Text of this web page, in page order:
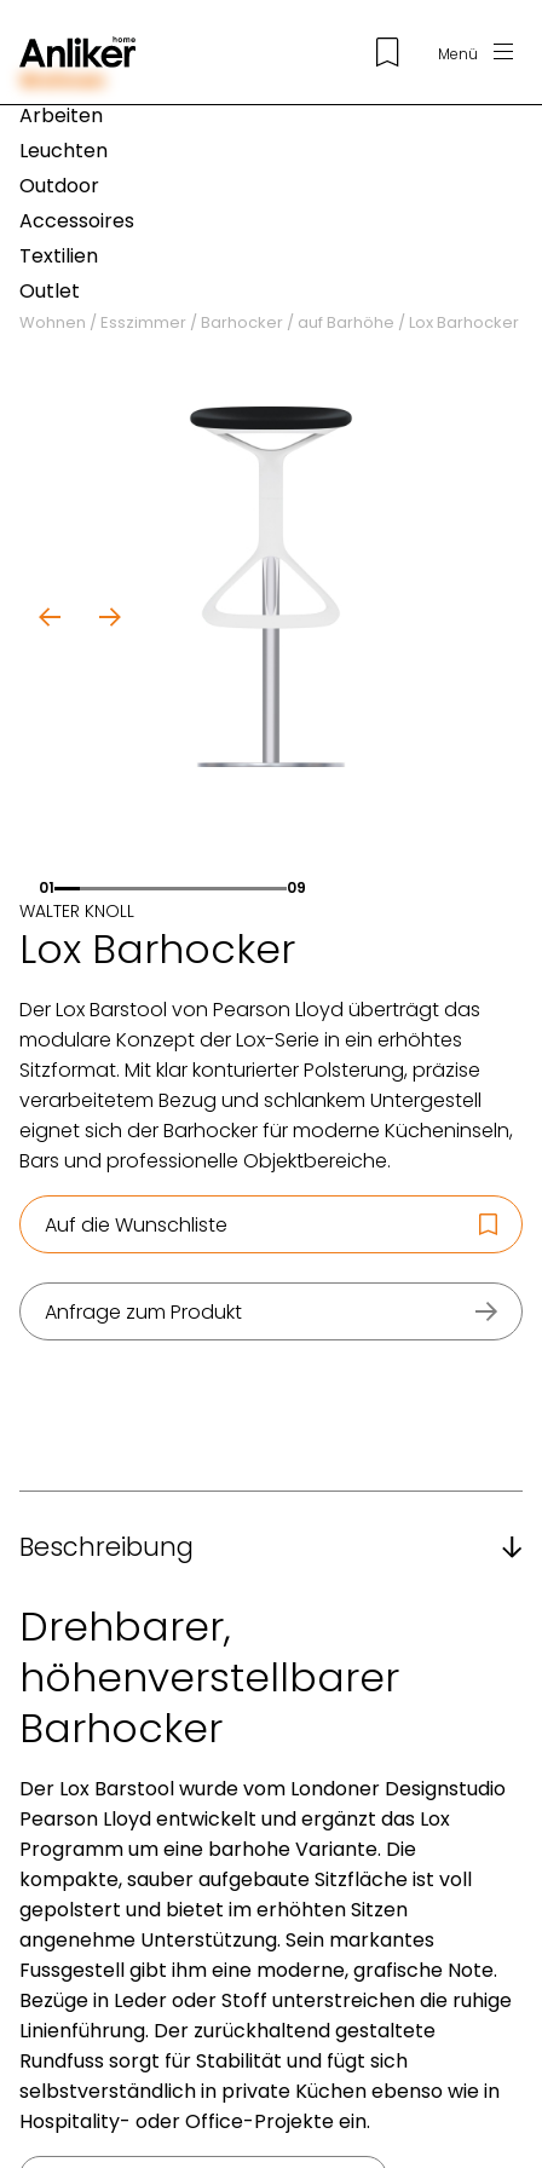
Menü
Wohnen
Arbeiten
Leuchten
Outdoor
Accessoires
Textilien
Outlet
Wohnen / Esszimmer / Barhocker / auf Barhöhe / Lox Barhocker
01 09
WALTER KNOLL
Lox Barhocker
Der Lox Barstool von Pearson Lloyd überträgt das
modulare Konzept der Lox-Serie in ein erhöhtes
Sitzformat. Mit klar konturierter Polsterung, präzise
verarbeitetem Bezug und schlankem Untergestell
eignet sich der Barhocker für moderne Kücheninseln,
Bars und professionelle Objektbereiche.
Auf die Wunschliste
Anfrage zum Produkt
Beschreibung
Drehbarer,
höhenverstellbarer
Barhocker
Der Lox Barstool wurde vom Londoner Designstudio
Pearson Lloyd entwickelt und ergänzt das Lox
Programm um eine barhohe Variante. Die
kompakte, sauber aufgebaute Sitzfläche ist voll
gepolstert und bietet im erhöhten Sitzen
angenehme Unterstützung. Sein markantes
Fussgestell gibt ihm eine moderne, grafische Note.
Bezüge in Leder oder Stoff unterstreichen die ruhige
Linienführung. Der zurückhaltend gestaltete
Rundfuss sorgt für Stabilität und fügt sich
selbstverständlich in private Küchen ebenso wie in
Hospitality- oder Office-Projekte ein.